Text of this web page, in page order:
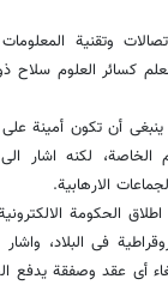
وتقنیة
کسائر العلوم سلاح
ینبغی أن تکون أمینة
لکنه اشار
الارهابیة.
الحکومة
فی البلاد،
أی عقد وصفقة یدفع